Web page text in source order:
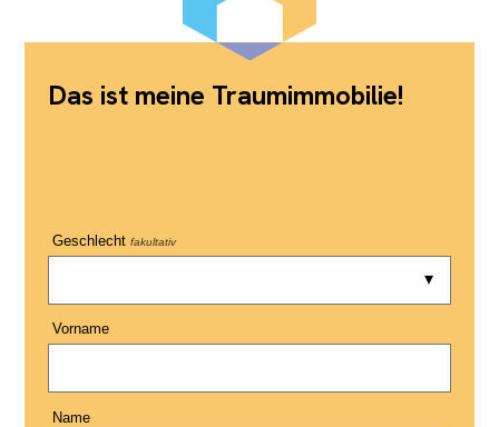
Das ist meine Traumimmobilie!
Geschlecht fakultativ
Vorname
Name